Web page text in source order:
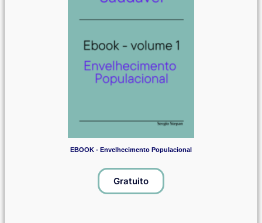
EBOOK - Envelhecimento Populacional
Gratuito